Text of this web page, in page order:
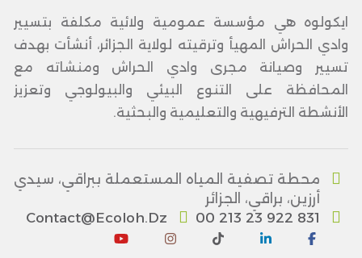
ايكولوه هي مؤسسة عمومية ولائية مكلفة بتسيير
وادي الحراش المهيأ وترقيته لولاية الجزائر، أنشأت بهدف
تسيير وصيانة مجرى وادي الحراش ومنشاته مع
المحافظة على التنوع البيئي والبيولوجي وتعزيز
الأنشطة الترفيهية والتعليمية والبحثية.
محطة تصفية المياه المستعملة ببراقي، سيدي
أرزين، براقي، الجزائر
00 213 23 922 831
Contact@ecoloh.dz